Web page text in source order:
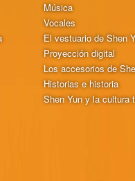
Música
Vocales
El vestuario de Shen
Proyección digital
Los accesorios de
Historias e historia
Shen Yun y la cultura